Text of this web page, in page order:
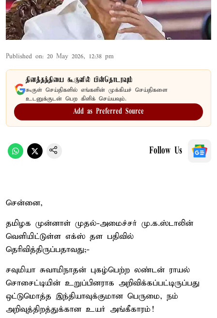
Published on: 20 May 2026, 12:38 pm
தினத்தந்தியை கூகுளில் பின்தொடரவும்
கூகுள் செய்திகளில் எங்களின் முக்கியச் செய்திகளை
உடனுக்குடன் பெற கிளிக் செய்யவும்.
Add as Preferred Source
Follow Us
சென்னை,
தமிழக முன்னாள் முதல்-அமைச்சர் மு.க.ஸ்டாலின்
வெளியிட்டுள்ள எக்ஸ் தள பதிவில்
தெரிவித்திருப்பதாவது;-
சவுமியா சுவாமிநாதன் புகழ்பெற்ற லண்டன் ராயல்
சொசைட்டியின் உறுப்பினராக அறிவிக்கப்பட்டிருப்பது
ஒட்டுமொத்த இந்தியாவுக்குமான பெருமை, நம்
அறிவுத்திறத்துக்கான உயர் அங்கீகாரம்!